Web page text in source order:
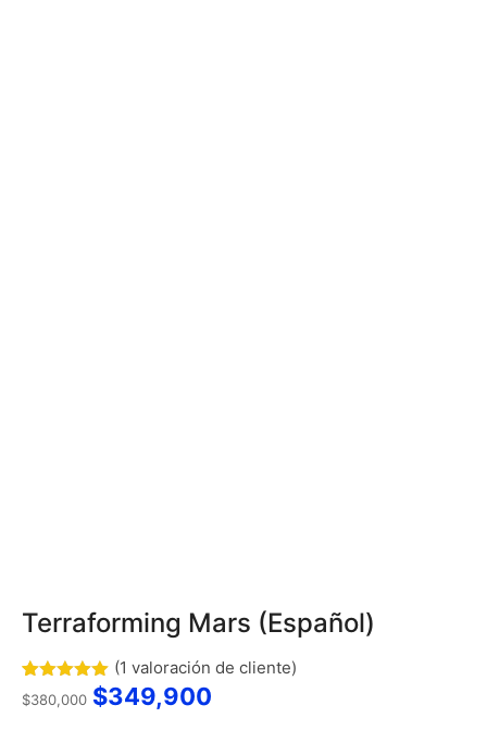
Terraforming Mars (Español)
Valorado
con5.00
1
(1 valoración de cliente)
$380,000 $349,900